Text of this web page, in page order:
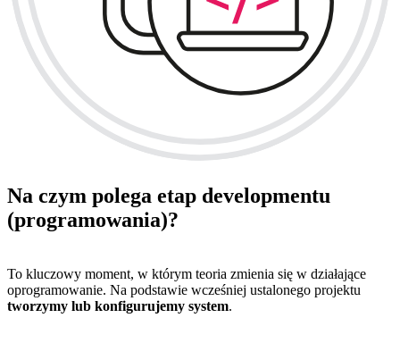
Na czym polega etap developmentu
(programowania)?
To kluczowy moment, w którym teoria zmienia się w działające
oprogramowanie. Na podstawie wcześniej ustalonego projektu
tworzymy lub konfigurujemy system.